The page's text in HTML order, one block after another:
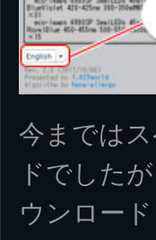
今までは
ドでした
ウンロー